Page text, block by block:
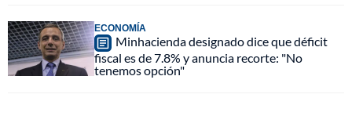
ECONOMÍA
Minhacienda designado dice que déficit
fiscal es de 7.8% y anuncia recorte: "No
tenemos opción"